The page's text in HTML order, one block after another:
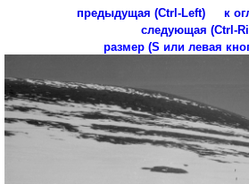
предыдущая (Ctrl-Left)
к
следующая (Ctrl-
размер (S или левая